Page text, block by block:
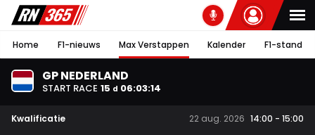
Home F1-nieuws Max Verstappen Kalender F1-stand
GP NEDERLAND
START RACE 15 d 06:03:14
Kwalificatie 22 aug. 2026 14:00 - 15:00